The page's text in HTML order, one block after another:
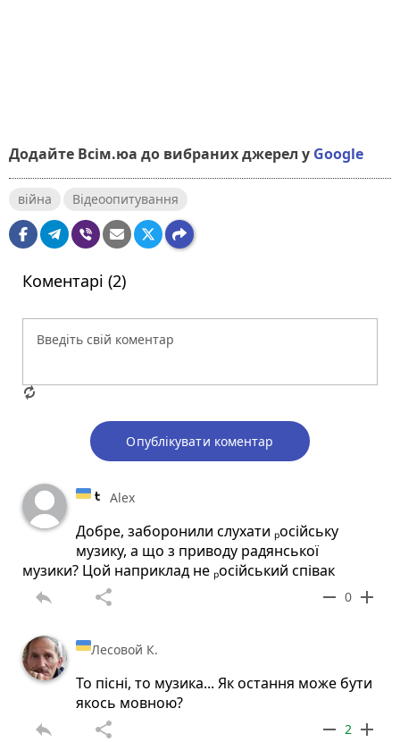
Додайте Всім.юа до вибраних джерел у Google
війна Відеоопитування
Коментарі (2)
Опублікувати коментар
Alex
Добре, заборонили слухати ₚосійську
музику, а що з приводу радянської
музики? Цой наприклад не ₚосійський співак
reply share remove 0 add
Лесовой К.
То пісні, то музика... Як остання може бути
якось мовною?
reply share remove 2 add